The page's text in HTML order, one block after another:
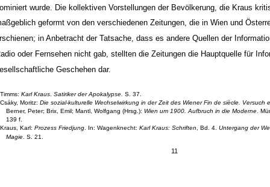
11
wurde. Die kollektiven Vorstellungen der Bevölkerung, die Kraus
geformt von den verschiedenen Zeitungen, die in Wien und
in Anbetracht der Tatsache, dass es andere Quellen der
oder Fernsehen nicht gab, stellten die Zeitungen die Hauptquelle für
Geschehen dar.
Timms:Karl Kraus .Satiriker der Apokalypse.S. 37.
Csáky, Moritz:Die sozial-kulturelle Wechselwirkung in der Zeit des Wiener Fin de siècle. Versuch
Berner, Peter; Brix, Emil; Mantl, Wolfgang (Hrsg.): Wien um 1900. Aufbruch in die Moderne.
139 f.
Kraus, Karl:Prozess Friedjung. In: Wagenknecht:Karl Kraus: Schriften, Bd. 4.Untergang der
Magie. S. 21.